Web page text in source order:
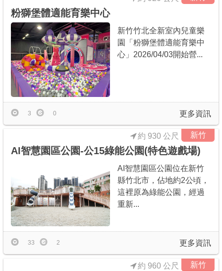
粉獅堡體適能育樂中心
新竹竹北全新室內兒童樂
園「粉獅堡體適能育樂中
心」2026/04/03開始營...
更多資訊
3 0
新竹
AI智慧園區公園-公15綠能公園(特色遊戲場)
約 930 公尺
AI智慧園區公園位在新竹
縣竹北市，佔地約2公頃，
這裡原為綠能公園，經過
重新...
更多資訊
33 2
新竹
約 960 公尺